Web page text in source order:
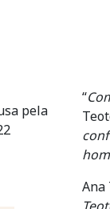
pela
“
Ana